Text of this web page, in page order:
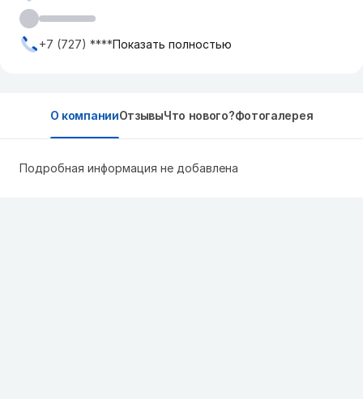
+7 (727) ****Показать полностью
О компанииОтзывыЧто нового?Фотогалерея
Подробная информация не добавлена